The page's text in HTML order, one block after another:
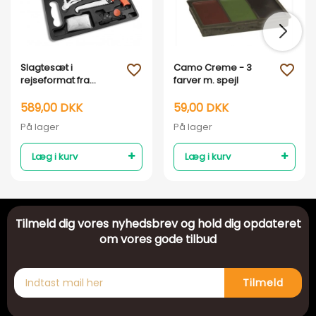
Slagtesæt i
rejseformat fra
Jaegerpak
589,00 DKK
På lager
Læg i kurv
favorite_outline
Camo Creme - 3
farver m. spejl
59,00 DKK
På lager
Læg i kurv
favorite_outline
Tilmeld dig vores nyhedsbrev og hold dig opdateret
om vores gode tilbud
Tilmeld